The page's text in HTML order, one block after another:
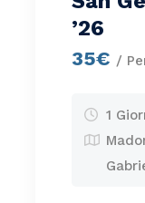
’26
35€ /
1